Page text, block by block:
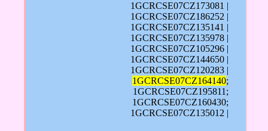
1GCRCSE07CZ173081 |
1GCRCSE07CZ186252 |
1GCRCSE07CZ135141 |
1GCRCSE07CZ135978 |
1GCRCSE07CZ105296 |
1GCRCSE07CZ144650 |
1GCRCSE07CZ120283 |
1GCRCSE07CZ164140;
1GCRCSE07CZ195811;
1GCRCSE07CZ160430;
1GCRCSE07CZ135012 |